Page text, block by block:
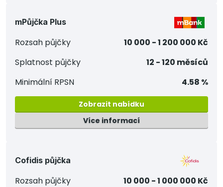
mPůjčka Plus
Rozsah půjčky
10 000 - 1 200 000 Kč
Splatnost půjčky
12 - 120 měsíců
Minimální RPSN
4.58 %
Zobrazit nabídku
Více informací
Cofidis půjčka
Rozsah půjčky
10 000 - 1 000 000 Kč